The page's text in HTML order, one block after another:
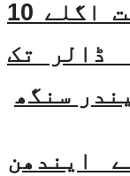
بھارت کی خلائی معیشت اگلے 10
بلین ڈالر تک
سنگھ
ایندھن